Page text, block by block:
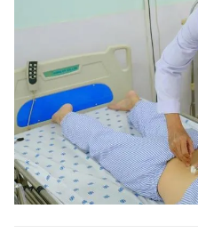
Video
Sản phẩm khác
Tiện ích